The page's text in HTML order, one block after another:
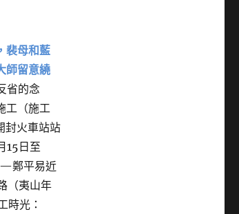
裴母和藍
師留意繞
省的念
工（施工
封火車站站
15日至
—鄭平易近
（夷山年
時光：